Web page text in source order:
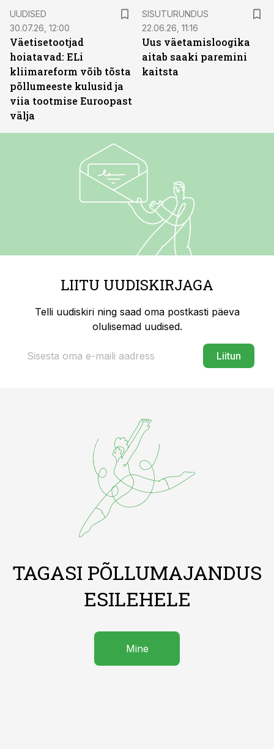
UUDISED
30.07.26, 12:00
Väetisetootjad
hoiatavad: ELi
kliimareform võib tõsta
põllumeeste kulusid ja
viia tootmise Euroopast
välja
SISUTURUNDUS
22.06.26, 11:16
Uus väetamisloogika
aitab saaki paremini
kaitsta
LIITU UUDISKIRJAGA
Telli uudiskiri ning saad oma postkasti päeva
olulisemad uudised.
Liitun
TAGASI PÕLLUMAJANDUS
ESILEHELE
Mine